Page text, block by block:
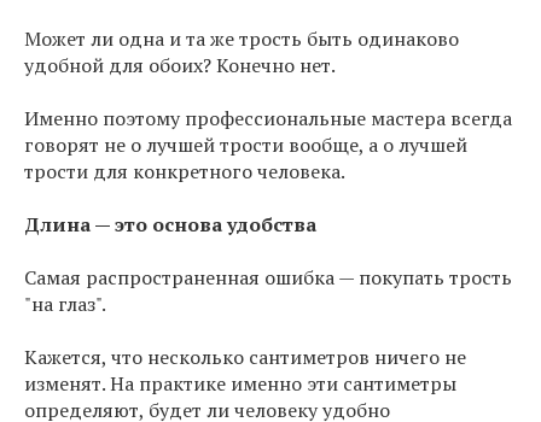
Может ли одна и та же трость быть одинаково
удобной для обоих? Конечно нет.
Именно поэтому профессиональные мастера всегда
говорят не о лучшей трости вообще, а о лучшей
трости для конкретного человека.
Длина — это основа удобства
Самая распространенная ошибка — покупать трость
"на глаз".
Кажется, что несколько сантиметров ничего не
изменят. На практике именно эти сантиметры
определяют, будет ли человеку удобно